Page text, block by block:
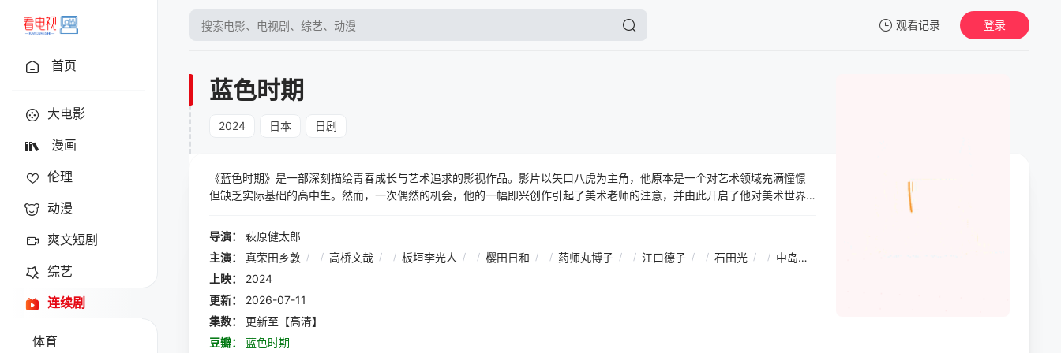
观看记录
暂无观看影片的记录
登录
首页
大电影
漫画
伦理
动漫
爽文短剧
综艺
连续剧
体育
蓝色时期
2024 日本 日剧
《蓝色时期》是一部深刻描绘青春成长与艺术追求的影视作品。影片以矢口八虎为主角，他原本是一个对艺术领域充满憧憬
但缺乏实际基础的高中生。然而，一次偶然的机会，他的一幅即兴创作引起了美术老师的注意，并由此开启了他对美术世界
战。他不断尝试、不断突破，以坚定的信念和不懈的努力，逐渐克服了一个又一个难关。在这个过程中，八虎不仅学会了如
现了艺术的无穷魅力以及追求梦想的勇气和决心。它鼓励每一个年轻人，无论面对多大的困难和挑战，都要勇敢地去追求自
己的梦想，并为之付出努力。同时，影片也揭示了艺术与生活的紧密联系，以及艺术对个人成长的重要影响。
导演：
萩原健太郎
主演：
真荣田乡敦 / / 高桥文哉 / / 板垣李光人 / / 樱田日和 / / 药师丸博子 / / 江口德子 / / 石田光 / / 中岛塞娜 秋谷郁甫
上映：
2024
更新：
2026-07-11
集数：
更新至【高清】
豆瓣：
蓝色时期